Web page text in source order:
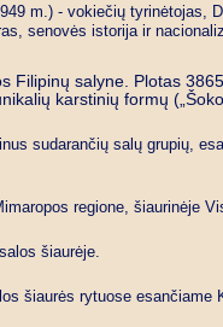
m.) - vokiečių tyrinėtojas,
senovės istorija ir
Filipinų salyne. Plotas
karstinių formų
sudarančių salų grupių,
regione, šiaurinėje
šiaurėje.
šiaurės rytuose esančiame